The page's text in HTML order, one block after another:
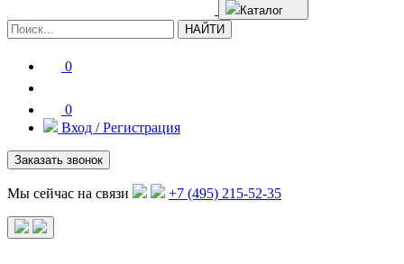
Каталог
НАЙТИ
0
0
Вход / Регистрация
Заказать звонок
Мы сейчас на связи +7 (495) 215-52-35